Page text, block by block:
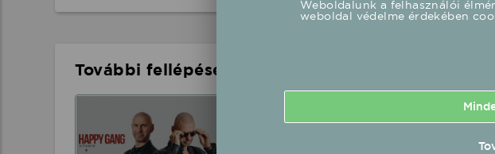
További fellépések a közelben
HAPPY GANG -és V1TAMIN fél-
Balatonfüred, BalatONkoncert.hu
Weboldalunk a felhasználói
weboldal védelme érdekében